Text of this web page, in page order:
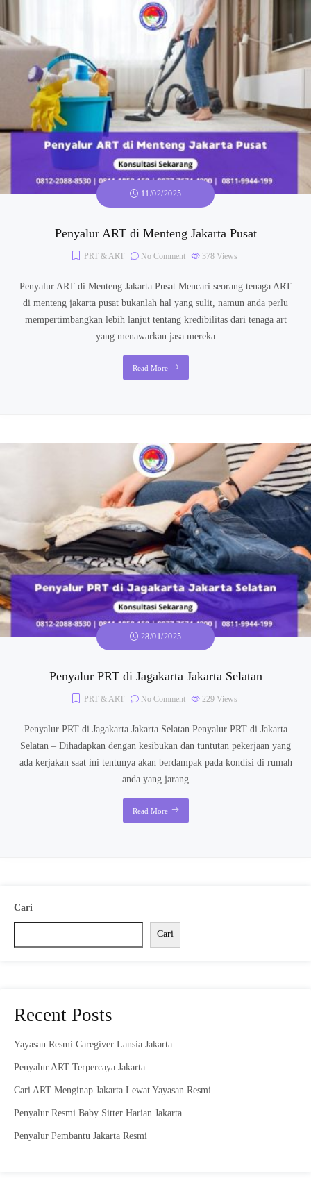
11/02/2025
Penyalur ART di Menteng Jakarta Pusat
PRT & ART No Comment 378 Views
Penyalur ART di Menteng Jakarta Pusat Mencari seorang tenaga ART
di menteng jakarta pusat bukanlah hal yang sulit, namun anda perlu
mempertimbangkan lebih lanjut tentang kredibilitas dari tenaga art
yang menawarkan jasa mereka
Read More
28/01/2025
Penyalur PRT di Jagakarta Jakarta Selatan
PRT & ART No Comment 229 Views
Penyalur PRT di Jagakarta Jakarta Selatan Penyalur PRT di Jakarta
Selatan – Dihadapkan dengan kesibukan dan tuntutan pekerjaan yang
ada kerjakan saat ini tentunya akan berdampak pada kondisi di rumah
anda yang jarang
Read More
Cari
Cari
Recent Posts
Yayasan Resmi Caregiver Lansia Jakarta
Penyalur ART Terpercaya Jakarta
Cari ART Menginap Jakarta Lewat Yayasan Resmi
Penyalur Resmi Baby Sitter Harian Jakarta
Penyalur Pembantu Jakarta Resmi